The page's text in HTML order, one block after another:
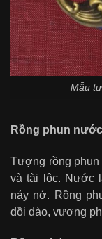
Mẫu
Rồng phun nước
Tượng rồng
và tài lộc. Nước
nảy nở. Rồng
dồi dào, vượng